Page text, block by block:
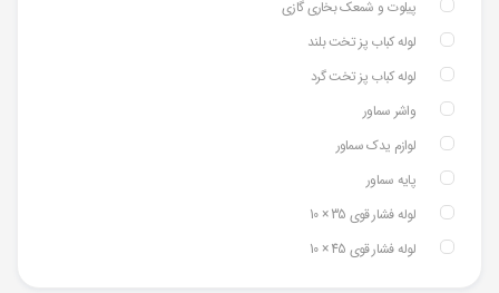
پیلوت و شمعک بخاری گازی
لوله کباب پز تخت بلند
لوله کباب پز تخت گرد
واشر سماور
لوازم یدک سماور
پایه سماور
لوله فشار قوی 35 × 10
لوله فشار قوی 45 × 10